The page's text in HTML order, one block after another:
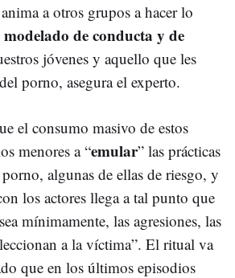
a otros grupos a hacer lo
de conducta y de
jóvenes y aquello que les
porno, asegura el experto.
el consumo masivo de estos
menores a “emular” las prácticas
algunas de ellas de riesgo, y
los actores llega a tal punto que
mínimamente, las agresiones, las
a la víctima”. El ritual va
que en los últimos episodios